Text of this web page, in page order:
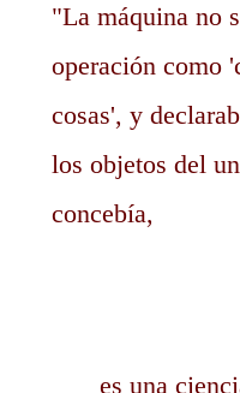
"La máquina no
operación como
cosas', y
los objetos del
concebía,
es una